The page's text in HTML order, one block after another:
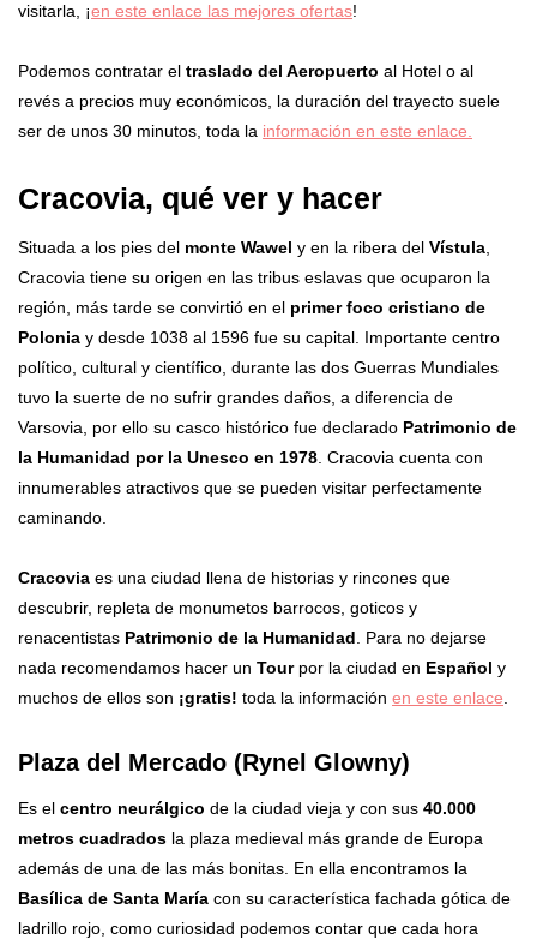
visitarla, ¡en este enlace las mejores ofertas!
Podemos contratar el traslado del Aeropuerto al Hotel o al
revés a precios muy económicos, la duración del trayecto suele
ser de unos 30 minutos, toda la información en este enlace.
Cracovia, qué ver y hacer
Situada a los pies del monte Wawel y en la ribera del Vístula
Cracovia tiene su origen en las tribus eslavas que ocuparon la
región, más tarde se convirtió en el primer foco cristiano de
Polonia y desde 1038 al 1596 fue su capital. Importante centro
político, cultural y científico, durante las dos Guerras Mundiales
tuvo la suerte de no sufrir grandes daños, a diferencia de
Varsovia, por ello su casco histórico fue declarado Patrimonio de
la Humanidad por la Unesco en 1978 . Cracovia cuenta con
innumerables atractivos que se pueden visitar perfectamente
caminando.
Cracovia es una ciudad llena de historias y rincones que
descubrir, repleta de monumetos barrocos, goticos y
renacentistas Patrimonio de la Humanidad . Para no dejarse
nada recomendamos hacer un Tourpor la ciudad en Español y
muchos de ellos son ¡gratis! toda la información en este enlace
Plaza del Mercado (Rynel Glowny)
Es el centro neurálgico de la ciudad vieja y con sus 40.000
metros cuadrados la plaza medieval más grande de Europa
además de una de las más bonitas. En ella encontramos la
Basílica de Santa María con su característica fachada gótica de
ladrillo rojo, como curiosidad podemos contar que cada hora